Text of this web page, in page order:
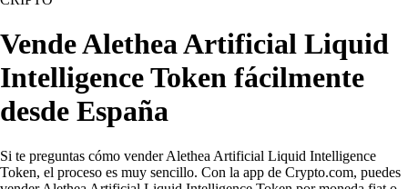
Vende Alethea Artificial Liquid
Intelligence Token fácilmente
desde España
Si te preguntas cómo vender Alethea Artificial Liquid Intelligence
Token, el proceso es muy sencillo. Con la app de Crypto.com, puedes